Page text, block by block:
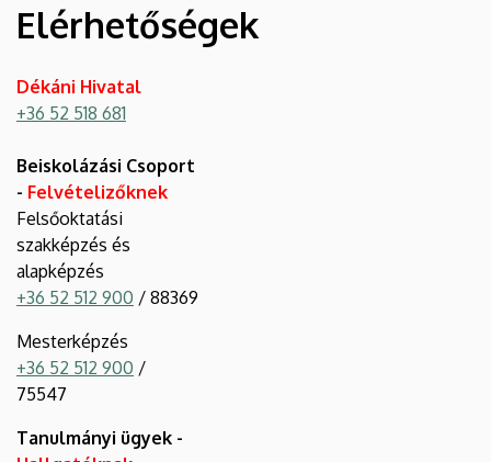
Elérhetőségek
Dékáni Hivatal
+36 52 518 681
Beiskolázási Csoport
- Felvételizőknek
Felsőoktatási
szakképzés és
alapképzés
+36 52 512 900 / 88369
Mesterképzés
+36 52 512 900 /
75547
Tanulmányi ügyek -